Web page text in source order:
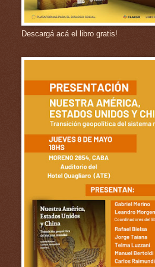
Descargá acá el libro gratis!